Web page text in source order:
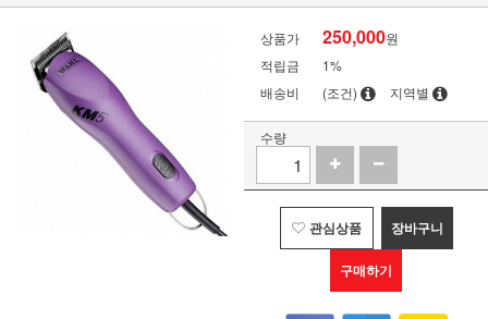
상품가 250,000원
적립금
1%
배송비
(조건) 지역별
수량
관심상품 장바구니
구매하기